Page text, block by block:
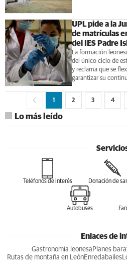
UPL pide a la
de matrículas
del IES Padre
La formación
del único ciclo de
y reclama que se
garantizar su
1 2 3 4
Lo más leído
Teléfonos de interés Donación de
Autobuses
Enlaces de
Gastronomia leonesa Planes
Rutas de montaña en LeónEnredabailes